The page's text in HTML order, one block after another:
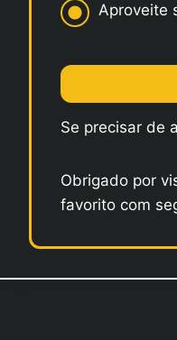
Aproveite
Se precisar de
Obrigado por
favorito com